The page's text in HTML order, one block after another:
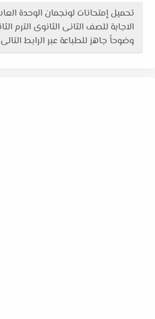
وضوحاً جاهز للطباعة عبر الرابط التالى